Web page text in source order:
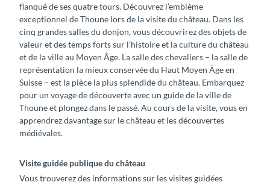
flanqué de ses quatre tours. Découvrez l’emblème
exceptionnel de Thoune lors de la visite du château. Dans les
cinq grandes salles du donjon, vous découvrirez des objets de
valeur et des temps forts sur l’histoire et la culture du château
et de la ville au Moyen Âge. La salle des chevaliers – la salle de
représentation la mieux conservée du Haut Moyen Âge en
Suisse – est la pièce la plus splendide du château. Embarquez
pour un voyage de découverte avec un guide de la ville de
Thoune et plongez dans le passé. Au cours de la visite, vous en
apprendrez davantage sur le château et les découvertes
médiévales.
Visite guidée publique du château
Vous trouverez des informations sur les visites guidées